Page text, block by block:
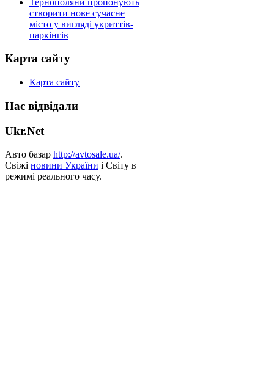
створити нове сучасне
місто у вигляді укриттів-
паркінгів
Карта сайту
Карта сайту
Нас відвідали
Ukr.Net
Авто базар http://avtosale.ua/.
Свіжі новини України і Світу в
режимі реального часу.